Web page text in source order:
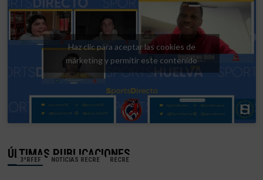
Haz clic para aceptar las cookies de
márketing y permitir este contenido
ÚLTIMAS PUBLICACIONES
3ªRFEF NOTICIAS RECRE RECRE